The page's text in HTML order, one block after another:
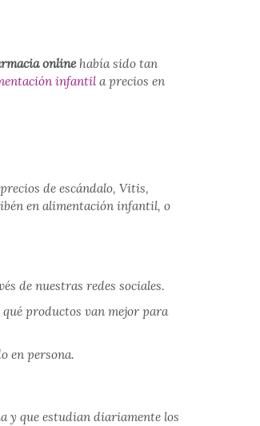
onlinehabía sido tan
infantil a precios en
de escándalo, Vitis,
en alimentación infantil, o
de nuestras redes sociales.
productos van mejor para
en persona.
y que estudian diariamente los